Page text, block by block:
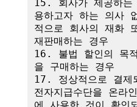
15. 회사가 제공하
용하고자 하는 의사
적으로 회사의 재화
재판매하는 경우
16. 불법 할인의 목
을 구매하는 경우
17. 정상적으로 결제
전자지급수단을 온라